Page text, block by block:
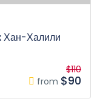
Хан-Халили
from
$110
$90